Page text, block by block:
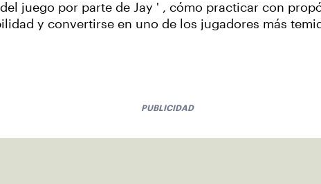
juego por parte de Jay ' , cómo practicar con
y convertirse en uno de los jugadores más
PUBLICIDAD